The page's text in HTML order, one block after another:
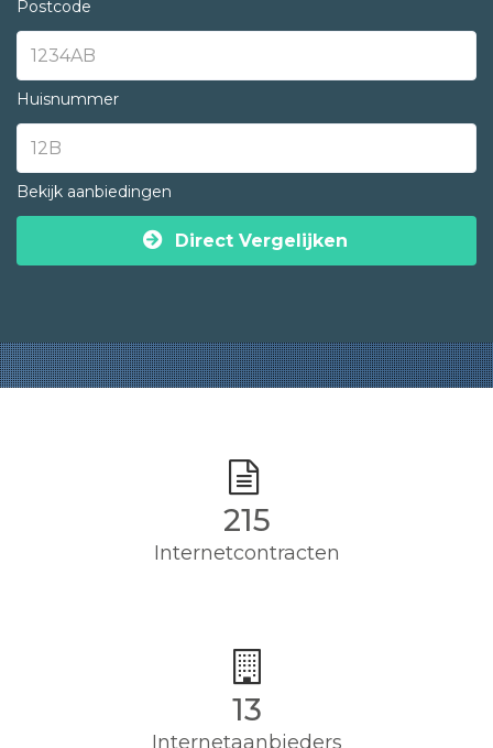
Postcode
Huisnummer
Bekijk aanbiedingen
Direct Vergelijken
215
Internetcontracten
13
Internetaanbieders